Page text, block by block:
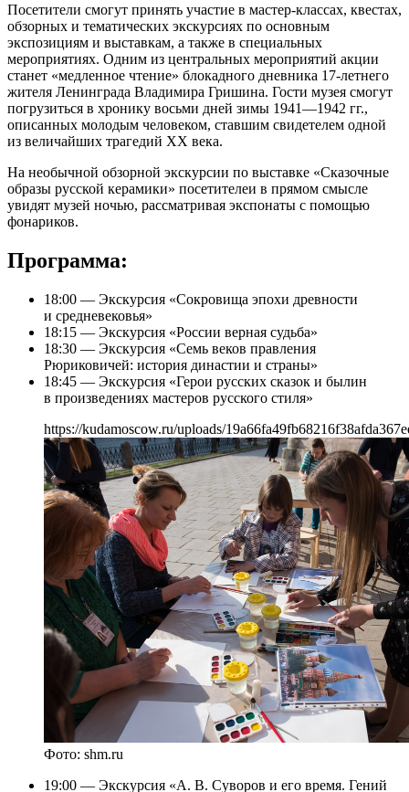
Посетители смогут принять участие в мастер-классах, квестах,
обзорных и тематических экскурсиях по основным
экспозициям и выставкам, а также в специальных
мероприятиях. Одним из центральных мероприятий акции
станет «медленное чтение» блокадного дневника 17-летнего
жителя Ленинграда Владимира Гришина. Гости музея смогут
погрузиться в хронику восьми дней зимы 1941—1942 гг.,
описанных молодым человеком, ставшим свидетелем одной
из величайших трагедий XX века.
На необычной обзорной экскурсии по выставке «Сказочные
образы русской керамики» посетителеи в прямом смысле
увидят музей ночью, рассматривая экспонаты с помощью
фонариков.
Программа:
18:00 — Экскурсия «Сокровища эпохи древности
и средневековья»
18:15 — Экскурсия «России верная судьба»
18:30 — Экскурсия «Семь веков правления
Рюриковичей: история династии и страны»
18:45 — Экскурсия «Герои русских сказок и былин
в произведениях мастеров русского стиля»
https://kudamoscow.ru/uploads/
Фото: shm.ru
19:00 — Экскурсия «А. В. Суворов и его время. Гений